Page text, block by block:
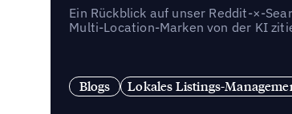
Ein Rückblick auf unser Reddit-×-
Multi-Location-Marken von der KI
Blogs Lokales Listings-